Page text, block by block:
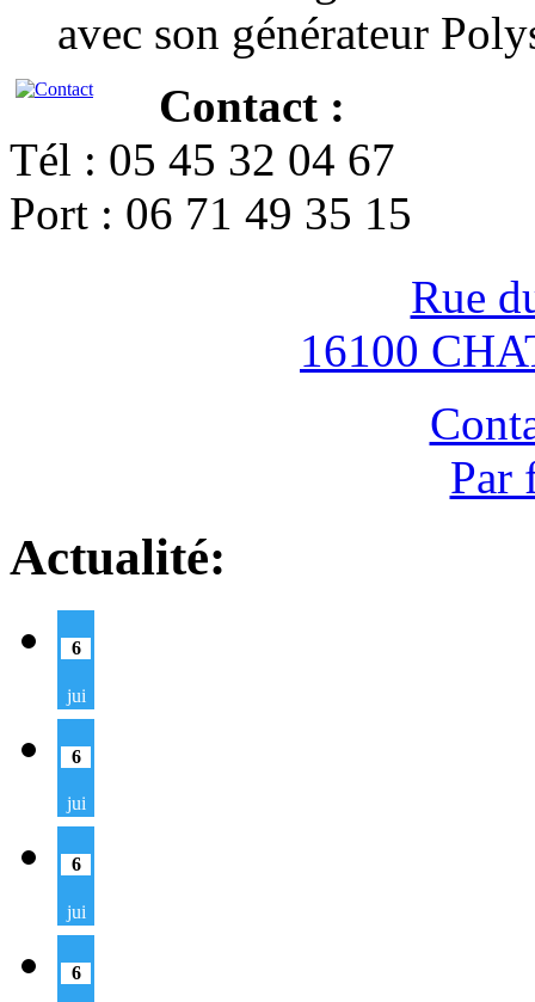
avec son générateur
Contact :
Tél : 05 45 32 04 67
Port : 06 71 49 35 15
Rue
16100
Par
Actualité:
6
jui
6
jui
6
jui
6